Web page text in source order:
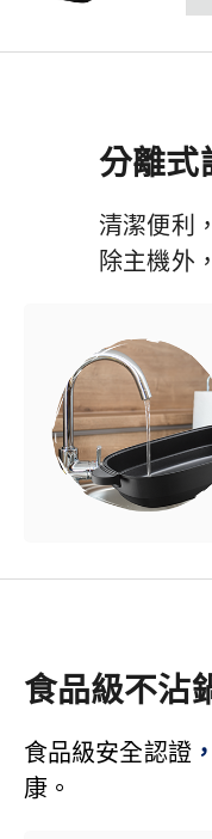
分離式
清潔便利
除主機外
食品級不沾
食品級安全認證，
康。